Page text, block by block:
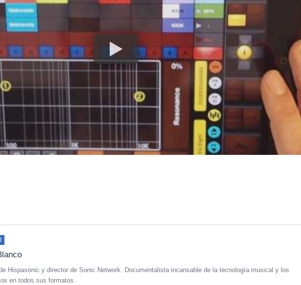
Hispasonic y director de Sonic Network. Documentalista incansable de la tecnología musical y los
en todos sus formatos.